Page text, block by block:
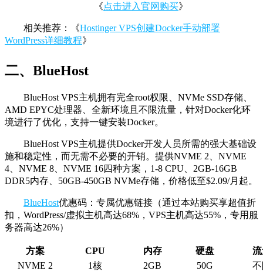
《点击进入官网购买》
相关推荐：《Hostinger VPS创建Docker手动部署
WordPress详细教程》
二、BlueHost
BlueHost VPS主机拥有完全root权限、NVMe SSD存储、
AMD EPYC处理器、全新环境且不限流量，针对Docker化环
境进行了优化，支持一键安装Docker。
BlueHost VPS主机提供Docker开发人员所需的强大基础设
施和稳定性，而无需不必要的开销。提供NVME 2、NVME
4、NVME 8、NVME 16四种方案，1-8 CPU、2GB-16GB
DDR5内存、50GB-450GB NVMe存储，价格低至$2.09/月起。
BlueHost优惠码：专属优惠链接（通过本站购买享超值折
扣，WordPress/虚拟主机高达68%，VPS主机高达55%，专用服
务器高达26%）
方案 CPU 内存 硬盘
NVME 2
1核 2GB 50G